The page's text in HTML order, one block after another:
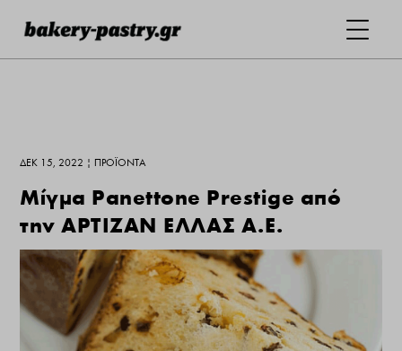
ΔΕΚ 15, 2022 |ΠΡΟΪΌΝΤΑ
Μίγμα Panettone Prestige από
την ΑΡΤΙΖΑΝ ΕΛΛΑΣ Α.Ε.